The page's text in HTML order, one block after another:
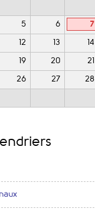
5 6 7
12 13 14
19 20 21
26 27 28